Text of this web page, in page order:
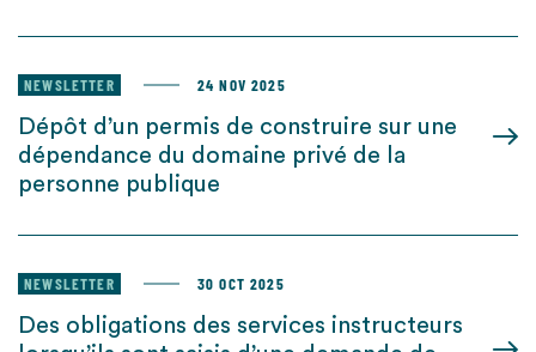
NEWSLETTER 24 NOV 2025
Dépôt d’un permis de construire sur une
dépendance du domaine privé de la
personne publique
NEWSLETTER 30 OCT 2025
Des obligations des services instructeurs